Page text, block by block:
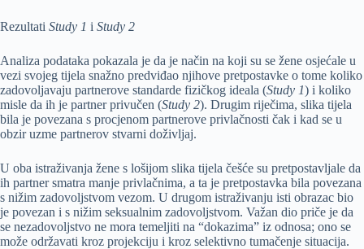
Rezultati Study 1 i Study 2
Analiza podataka pokazala je da je način na koji su se žene osjećale u
vezi svojeg tijela snažno predviđao njihove pretpostavke o tome koliko
zadovoljavaju partnerove standarde fizičkog ideala (Study 1) i koliko
misle da ih je partner privučen (Study 2). Drugim riječima, slika tijela
bila je povezana s procjenom partnerove privlačnosti čak i kad se u
obzir uzme partnerov stvarni doživljaj.
U oba istraživanja žene s lošijom slika tijela češće su pretpostavljale da
ih partner smatra manje privlačnima, a ta je pretpostavka bila povezana
s nižim zadovoljstvom vezom. U drugom istraživanju isti obrazac bio
je povezan i s nižim seksualnim zadovoljstvom. Važan dio priče je da
se nezadovoljstvo ne mora temeljiti na “dokazima” iz odnosa; ono se
može održavati kroz projekciju i kroz selektivno tumačenje situacija.